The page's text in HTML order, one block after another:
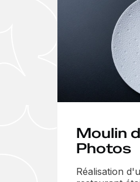
Moulin
Photos
Réalisation